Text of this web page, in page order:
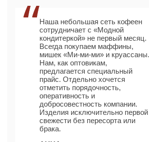
Наша небольшая сеть кофеен
сотрудничает с «Модной
кондитеркой» не первый месяц.
Всегда покупаем маффины,
мишек «Ми-ми-ми» и круассаны.
Нам, как оптовикам,
предлагается специальный
прайс. Отдельно хочется
отметить порядочность,
оперативность и
добросовестность компании.
Изделия исключительно первой
свежести без пересорта или
брака.